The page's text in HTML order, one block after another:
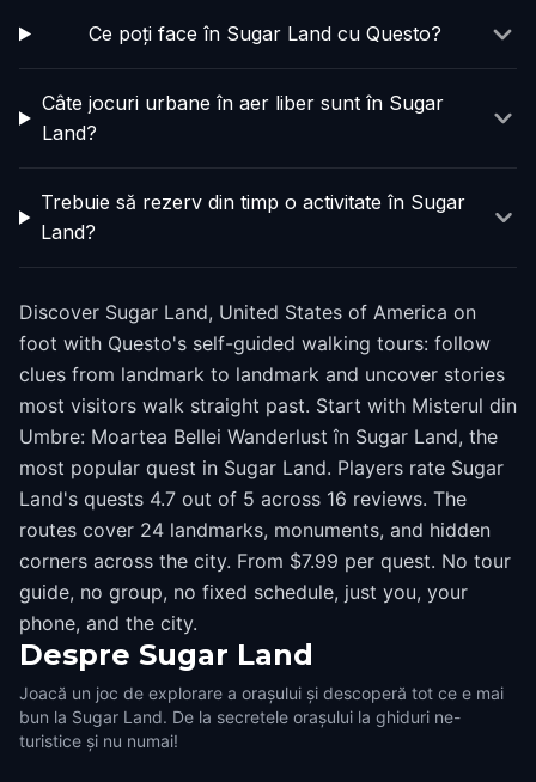
Ce poți face în Sugar Land cu Questo?
Câte jocuri urbane în aer liber sunt în Sugar
Land?
Trebuie să rezerv din timp o activitate în Sugar
Land?
Discover Sugar Land, United States of America on
foot with Questo's self-guided walking tours: follow
clues from landmark to landmark and uncover stories
most visitors walk straight past. Start with Misterul din
Umbre: Moartea Bellei Wanderlust în Sugar Land, the
most popular quest in Sugar Land. Players rate Sugar
Land's quests 4.7 out of 5 across 16 reviews. The
routes cover 24 landmarks, monuments, and hidden
corners across the city. From $7.99 per quest. No tour
guide, no group, no fixed schedule, just you, your
phone, and the city.
Despre Sugar Land
Joacă un joc de explorare a orașului și descoperă tot ce e mai
bun la Sugar Land. De la secretele orașului la ghiduri ne-
turistice și nu numai!